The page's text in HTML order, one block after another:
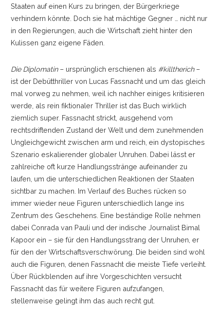
Staaten auf einen Kurs zu bringen, der Bürgerkriege
verhindern könnte. Doch sie hat mächtige Gegner
nicht nur
in den Regierungen, auch die Wirtschaft zieht hinter den
Kulissen ganz eigene Fäden.
Die Diplomatin –ursprünglich erschienen als #killtherich –
ist der Debütthriller von Lucas Fassnacht und um das gleich
mal vorweg zu nehmen, weil ich nachher einiges kritisieren
werde, als rein fiktionaler Thriller ist das Buch wirklich
ziemlich super. Fassnacht strickt, ausgehend vom
rechtsdriftenden Zustand der Welt und dem zunehmenden
Ungleichgewicht zwischen arm und reich, ein dystopisches
Szenario eskalierender globaler Unruhen. Dabei lässt er
zahlreiche oft kurze Handlungsstränge aufeinander zu
laufen, um die unterschiedlichen Reaktionen der Staaten
sichtbar zu machen. Im Verlauf des Buches rücken so
immer wieder neue Figuren unterschiedlich lange ins
Zentrum des Geschehens. Eine beständige Rolle nehmen
dabei Conrada van Pauli und der indische Journalist Bimal
Kapoor ein –sie für den Handlungsstrang der Unruhen, er
für den der Wirtschaftsverschwörung. Die beiden sind wohl
auch die Figuren, denen Fassnacht die meiste Tiefe verleiht.
Über Rückblenden auf ihre Vorgeschichten versucht
Fassnacht das für weitere Figuren aufzufangen,
stellenweise gelingt ihm das auch recht gut.